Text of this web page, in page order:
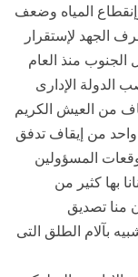
المياه وضعف
الجهد لإستقرار
منذ العام
الدولة الإدارى
من العيش الكريم
واحد من إيقاف تدفق
المسؤولين
بها كثير من
منا تصديق
بآلام الطلق التى